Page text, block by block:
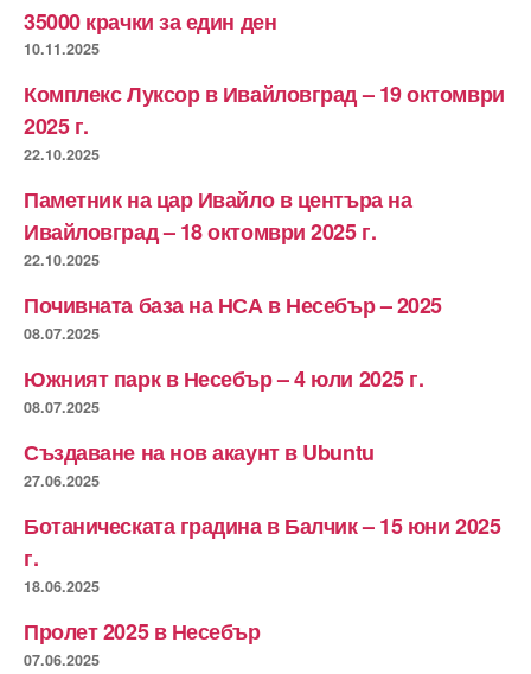
35000 крачки за един ден
10.11.2025
Комплекс Луксор в Ивайловград – 19 октомври
2025 г.
22.10.2025
Паметник на цар Ивайло в центъра на
Ивайловград – 18 октомври 2025 г.
22.10.2025
Почивната база на НСА в Несебър – 2025
08.07.2025
Южният парк в Несебър – 4 юли 2025 г.
08.07.2025
Създаване на нов акаунт в Ubuntu
27.06.2025
Ботаническата градина в Балчик – 15 юни 2025
г.
18.06.2025
Пролет 2025 в Несебър
07.06.2025